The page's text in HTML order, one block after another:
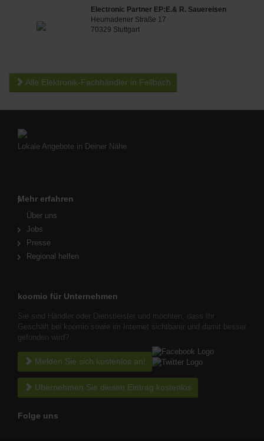
Electronic Partner EP:E.& R. Sauereisen
Heumadener Straße 17
70329 Stuttgart
Alle Elektronik-Fachhändler in Fellbach
Lokale Angebote in Deiner Nähe
Mehr erfahren
Über uns
Jobs
Presse
Regional helfen
koomio für Unternehmen
Sie sind Händler oder Dienstleister und möchten, dass Ihr
Geschäft bei koomio sowie im Internet sichtbarer und damit besser
gefunden wird?
Melden Sie sich kostenlos an!
Übernehmen Sie diesen Eintrag kostenlos
Folge uns